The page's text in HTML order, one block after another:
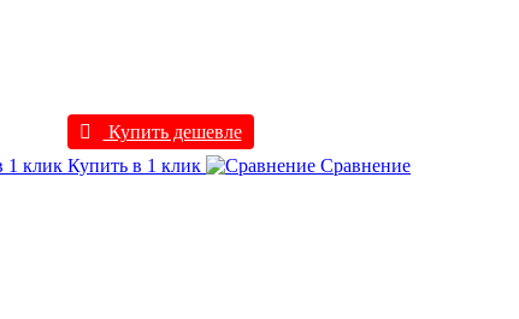
Купить дешевле
Купить в 1 клик
Сравнение